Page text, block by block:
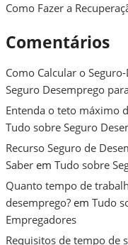
Como Fazer a
Comentários
Como Calcular o
Seguro Desemprego
Entenda o teto máximo
Tudo sobre Seguro
Recurso Seguro de
Saber em Tudo sobre
Quanto tempo de
desemprego? em Tudo
Empregadores
Requisitos de tempo de